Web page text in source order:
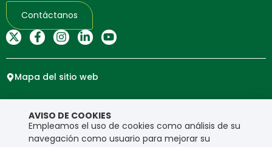
Contáctanos
Mapa del sitio web
Copyright © Ensa. Todos los derechos reservados.
Política de privacidad
AVISO DE COOKIES
Empleamos el uso de cookies como análisis de su
navegación como usuario para mejorar su